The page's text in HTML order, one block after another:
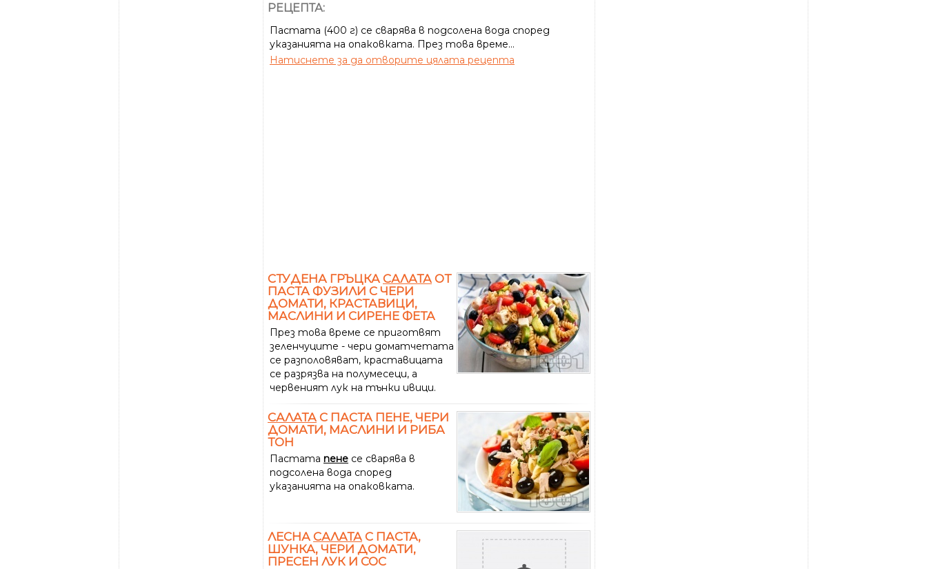
РЕЦЕПТА:
Пастата (400 г) се сварява в подсолена вода според
указанията на опаковката. През това време...
Натиснете за да отворите цялата рецепта
СТУДЕНА ГРЪЦКА САЛАТА ОТ
ПАСТА ФУЗИЛИ С ЧЕРИ
ДОМАТИ, КРАСТАВИЦИ,
МАСЛИНИ И СИРЕНЕ ФЕТА
През това време се приготвят
зеленчуците - чери доматчетата
се разполовяват, краставицата
се разрязва на полумесеци, а
червеният лук на тънки ивици.
САЛАТА С ПАСТА ПЕНЕ, ЧЕРИ
ДОМАТИ, МАСЛИНИ И РИБА
ТОН
Пастата пене се сварява в
подсолена вода според
указанията на опаковката.
ЛЕСНА САЛАТА С ПАСТА,
ШУНКА, ЧЕРИ ДОМАТИ,
ПРЕСЕН ЛУК И СОС